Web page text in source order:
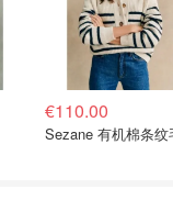
€110.00
Sezane 有机棉条纹